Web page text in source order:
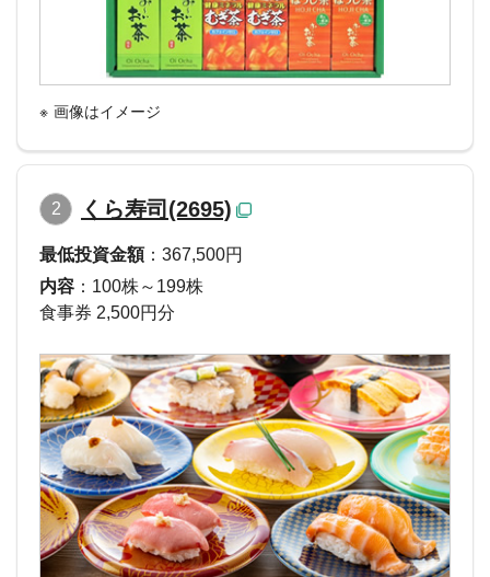
画像はイメージ
2 くら寿司(2695)
最低投資金額：367,500円
内容 ：100株～199株
食事券 2,500円分